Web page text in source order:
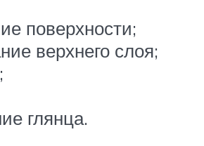
поверхности;
верхнего слоя;
глянца.